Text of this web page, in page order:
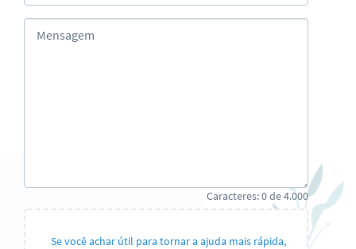
Mensagem
Caracteres:0de4.000
Se você achar útil para tornar a ajuda mais rápida,